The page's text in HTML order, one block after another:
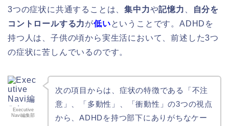
3つの症状に共通することは、集中力や記憶力
自分を
コントロールする力が低いということです。ADHDを
持つ人は、子供の頃から実生活において、前述した3つ
の症状に苦しんでいるのです。
Executive
Navi編集部
次の項目からは、症状の特徴である「不注
意」、「多動性」、「衝動性」の3つの視点
から、ADHDを持つ部下にありがちなケー